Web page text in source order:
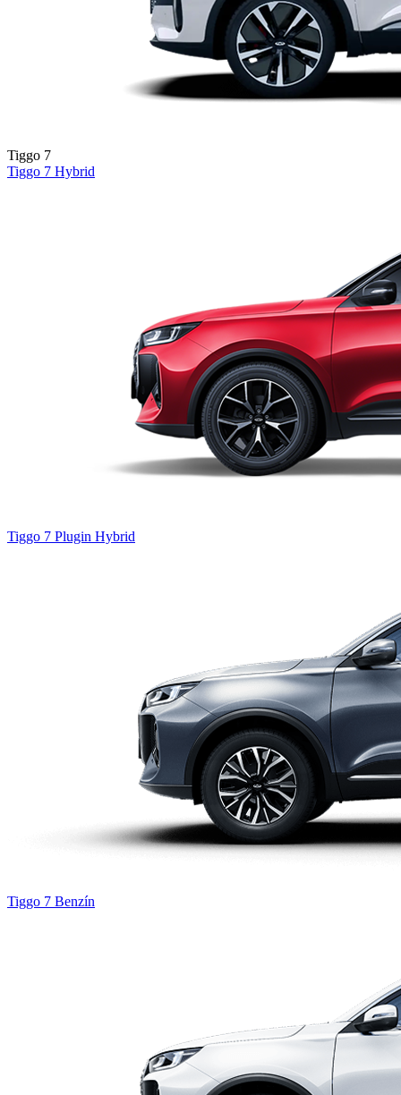
Tiggo 7
Tiggo 7 Hybrid
Tiggo 7 Plugin Hybrid
Tiggo 7 Benzín